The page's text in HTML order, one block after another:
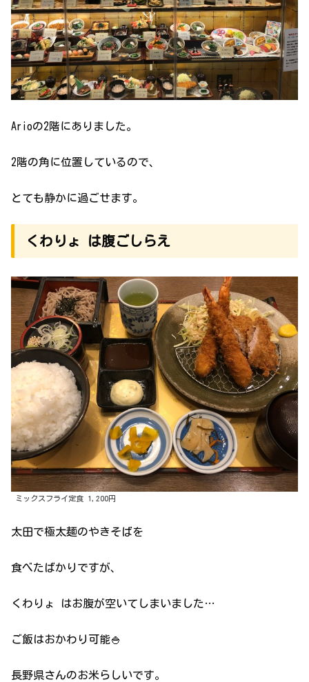
Arioの2階にありました。
2階の角に位置しているので、
とても静かに過ごせます。
くわりょ は腹ごしらえ
ミックスフライ定食 1,200円
太田で極太麺のやきそばを
食べたばかりですが、
くわりょ はお腹が空いてしまいました…
ご飯はおかわり可能🍚
長野県さんのお米らしいです。